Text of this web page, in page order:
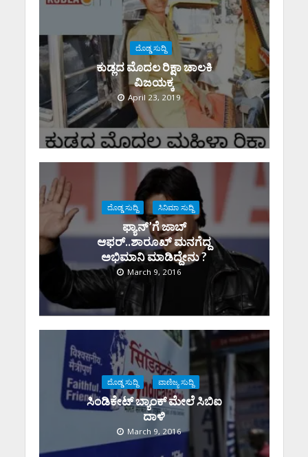
ದೊಡ್ಡ ಸುದ್ದಿ
ಕುಡ್ಲದ ಮೊದಲ ರಿಕ್ಷಾ ಚಾಲಕಿ‌
ವಿಜಯಕ್ಕ
April 23, 2019
ದೊಡ್ಡ ಸುದ್ದಿ ಸಿನಿಮಾ ಸುದ್ದಿ
ಫ್ಯಾನ್’ಗೆ ಜಾಬ್
ಆಫರ್..ಶಾರೂಖ್ ಮನಗೆದ್ದ
ಅಭಿಮಾನಿ ಮಾಡಿದ್ದೇನು ?
March 9, 2016
ದೊಡ್ಡ ಸುದ್ದಿ ವಾಣಿಜ್ಯ ಸುದ್ದಿ
ಸಿಂಡಿಕೇಟ್ ಬ್ಯಾಂಕ್ ಮೇಲೆ ಸಿಬಿಐ
ದಾಳಿ
March 9, 2016